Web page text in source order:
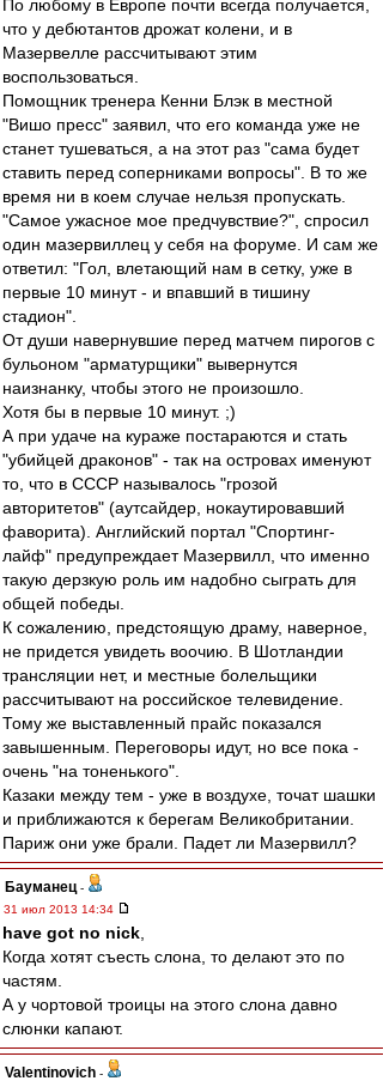
По любому в Европе почти всегда получается,
что у дебютантов дрожат колени, и в
Мазервелле рассчитывают этим
воспользоваться.
Помощник тренера Кенни Блэк в местной
"Вишо пресс" заявил, что его команда уже не
станет тушеваться, а на этот раз "сама будет
ставить перед соперниками вопросы". В то же
время ни в коем случае нельзя пропускать.
"Самое ужасное мое предчувствие?", спросил
один мазервиллец у себя на форуме. И сам же
ответил: "Гол, влетающий нам в сетку, уже в
первые 10 минут - и впавший в тишину
стадион".
От души навернувшие перед матчем пирогов с
бульоном "арматурщики" вывернутся
наизнанку, чтобы этого не произошло.
Хотя бы в первые 10 минут. ;)
А при удаче на кураже постараются и стать
"убийцей драконов" - так на островах именуют
то, что в СССР называлось "грозой
авторитетов" (аутсайдер, нокаутировавший
фаворита). Английский портал "Спортинг-
лайф" предупреждает Мазервилл, что именно
такую дерзкую роль им надобно сыграть для
общей победы.
К сожалению, предстоящую драму, наверное,
не придется увидеть воочию. В Шотландии
трансляции нет, и местные болельщики
рассчитывают на российское телевидение.
Тому же выставленный прайс показался
завышенным. Переговоры идут, но все пока -
очень "на тоненького".
Казаки между тем - уже в воздухе, точат шашки
и приближаются к берегам Великобритании.
Париж они уже брали. Падет ли Мазервилл?
Бауманец -
31 июл 2013 14:34
have got no nick
Когда хотят съесть слона, то делают это по
частям.
А у чортовой троицы на этого слона давно
слюнки капают.
Valentinovich -